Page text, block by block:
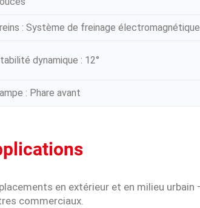
: Système de freinage électromagnétique
dynamique : 12°
: Phare avant
en extérieur et en milieu
commerciaux.